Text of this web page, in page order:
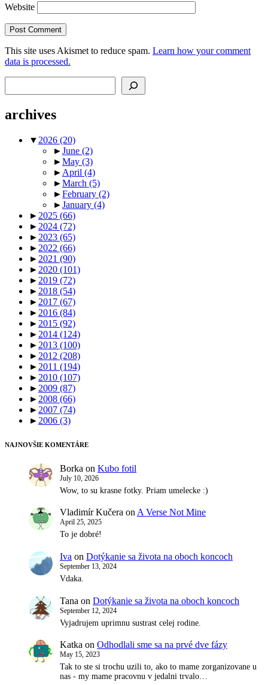
Website
This site uses Akismet to reduce spam. Learn how your comment
data is processed.
archives
▼ 2026 (20)
►June (2)
►May (3)
► April (4)
►March (5)
►February (2)
►January (4)
► 2025 (66)
► 2024 (72)
► 2023 (65)
► 2022 (66)
► 2021 (90)
► 2020 (101)
► 2019 (72)
► 2018 (54)
► 2017 (67)
► 2016 (84)
► 2015 (92)
► 2014 (124)
► 2013 (100)
► 2012 (208)
► 2011 (194)
► 2010 (107)
► 2009 (87)
► 2008 (66)
► 2007 (74)
► 2006 (3)
NAJNOVŠIE KOMENTÁRE
Borka on Kubo fotil
July 10, 2026
Wow, to su krasne fotky. Priam umelecke :)
Vladimír Kučera on A Verse Not Mine
April 25, 2025
To je dobré!
Iva on Dotýkanie sa života na oboch koncoch
September 13, 2024
Vdaka.
Tana on Dotýkanie sa života na oboch koncoch
September 12, 2024
Vyjadrujem uprimnu sustrast celej rodine.
Katka on Odhodlali sme sa na prvé dve fázy
May 15, 2023
Tak to ste si trochu uzili to, ako to mame zorganizovane u
nas - my mame pracovnu v jedalni trvalo…